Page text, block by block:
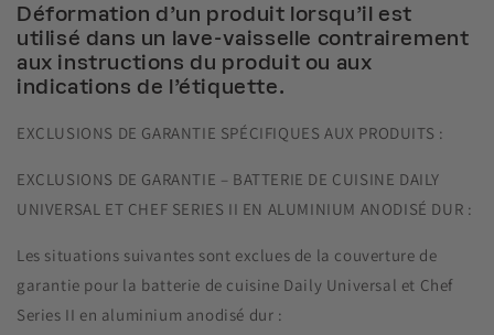
Déformation d’un produit lorsqu’il est
utilisé dans un lave-vaisselle contrairement
aux instructions du produit ou aux
indications de l’étiquette.
EXCLUSIONS DE GARANTIE SPÉCIFIQUES AUX PRODUITS :
EXCLUSIONS DE GARANTIE – BATTERIE DE CUISINE DAILY
UNIVERSAL ET CHEF SERIES II EN ALUMINIUM ANODISÉ DUR :
Les situations suivantes sont exclues de la couverture de
garantie pour la batterie de cuisine Daily Universal et Chef
Series II en aluminium anodisé dur :